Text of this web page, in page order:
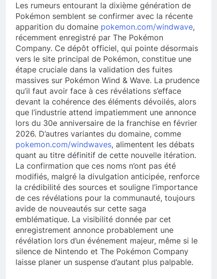
Les rumeurs entourant la dixième génération de
Pokémon semblent se confirmer avec la récente
apparition du domaine pokemon.com/windwave,
récemment enregistré par The Pokémon
Company. Ce dépôt officiel, qui pointe désormais
vers le site principal de Pokémon, constitue une
étape cruciale dans la validation des fuites
massives sur Pokémon Wind & Wave. La prudence
qu’il faut avoir face à ces révélations s’efface
devant la cohérence des éléments dévoilés, alors
que l’industrie attend impatiemment une annonce
lors du 30e anniversaire de la franchise en février
2026. D’autres variantes du domaine, comme
pokemon.com/windwaves, alimentent les débats
quant au titre définitif de cette nouvelle itération.
La confirmation que ces noms n’ont pas été
modifiés, malgré la divulgation anticipée, renforce
la crédibilité des sources et souligne l’importance
de ces révélations pour la communauté, toujours
avide de nouveautés sur cette saga
emblématique. La visibilité donnée par cet
enregistrement annonce probablement une
révélation lors d’un événement majeur, même si le
silence de Nintendo et The Pokémon Company
laisse planer un suspense d’autant plus palpable.